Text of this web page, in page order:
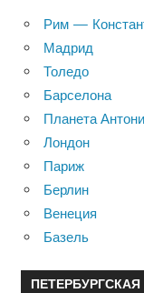
Рим —
Мадрид
Толедо
Барселона
Планета
Лондон
Париж
Берлин
Венеция
Базель